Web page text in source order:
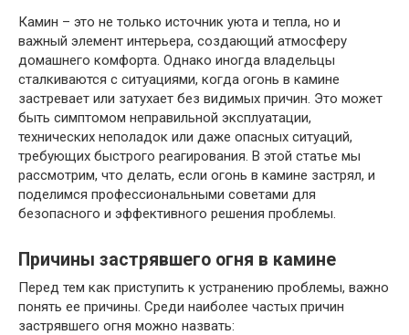
Камин – это не только источник уюта и тепла, но и
важный элемент интерьера, создающий атмосферу
домашнего комфорта. Однако иногда владельцы
сталкиваются с ситуациями, когда огонь в камине
застревает или затухает без видимых причин. Это может
быть симптомом неправильной эксплуатации,
технических неполадок или даже опасных ситуаций,
требующих быстрого реагирования. В этой статье мы
рассмотрим, что делать, если огонь в камине застрял, и
поделимся профессиональными советами для
безопасного и эффективного решения проблемы.
Причины застрявшего огня в камине
Перед тем как приступить к устранению проблемы, важно
понять ее причины. Среди наиболее частых причин
застрявшего огня можно назвать: